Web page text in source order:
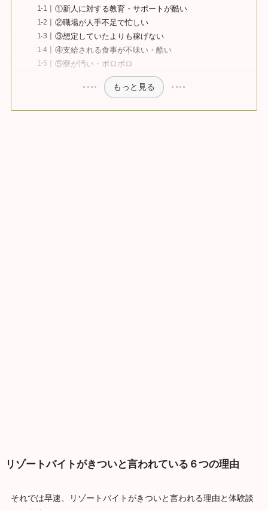
①新人に対する教育・サポートが酷い
②職場が人手不足で忙しい
③想定していたよりも稼げない
④支給される食事が不味い・酷い
⑤寮が汚い・ボロボロ
もっと見る
リゾートバイトがきついと言われている６つの理由
それでは早速、リゾートバイトがきついと言われる理由と体験談